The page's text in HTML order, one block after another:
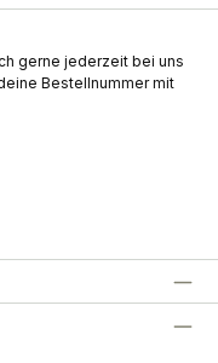
gerne jederzeit bei uns
Bestellnummer mit